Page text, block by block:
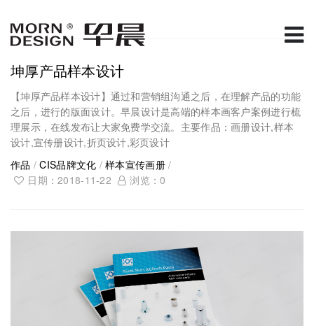
坤厚产品样本设计
【坤厚产品样本设计】通过和营销组沟通之后，在理解产品的功能
之后，进行的版面设计。早晨设计是高端的样本画客户案例进行梳
理展示，在线发布让大家免费学交流。主要作品：画册设计,样本
设计,宣传册设计,折页设计,彩页设计
作品 /CIS品牌文化 /样本宣传画册/
日期：2018-11-22
浏览：0